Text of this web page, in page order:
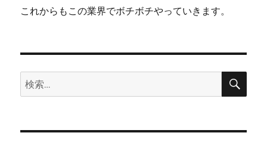
これからもこの業界でボチボチやっていきます。
検
索:
検